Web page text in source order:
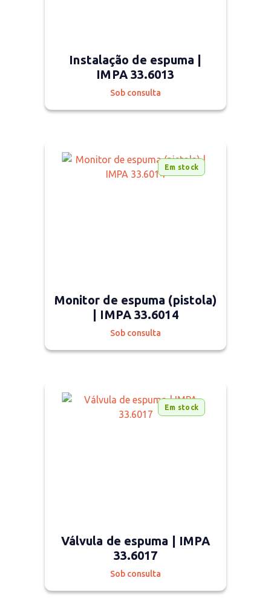
Instalação de espuma |
IMPA 33.6013
Sob consulta
Em stock
Monitor de espuma (pistola)
| IMPA 33.6014
Sob consulta
Em stock
Válvula de espuma | IMPA
33.6017
Sob consulta